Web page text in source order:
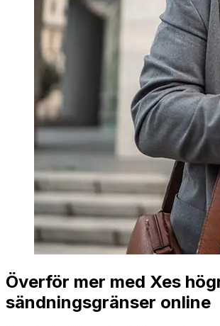
Överför mer med Xes
sändningsgränser online